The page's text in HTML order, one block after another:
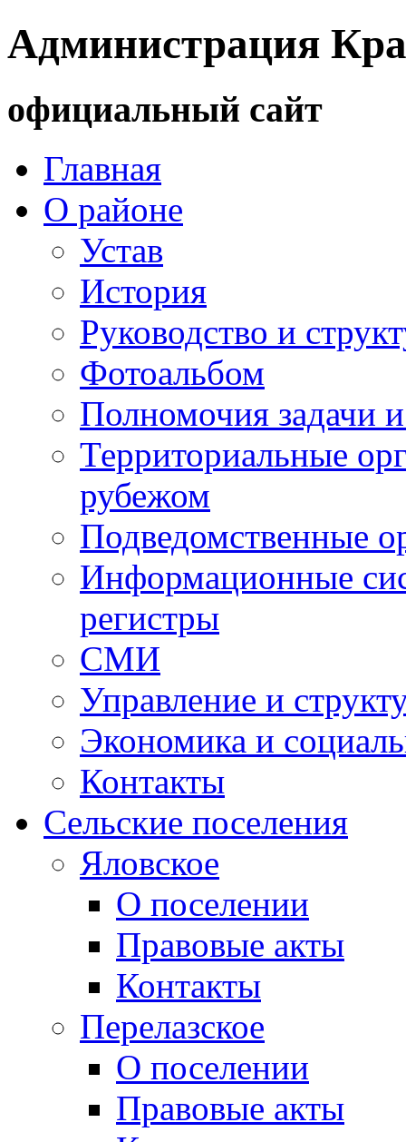
Администрация
официальный сайт
Главная
О районе
Устав
История
Руководство и
Фотоальбом
Полномочия задачи
Территориальные
рубежом
Подведомственные
Информационные
регистры
СМИ
Управление и
Экономика и
Контакты
Сельские поселения
Яловское
О поселении
Правовые акты
Контакты
Перелазское
О поселении
Правовые акты